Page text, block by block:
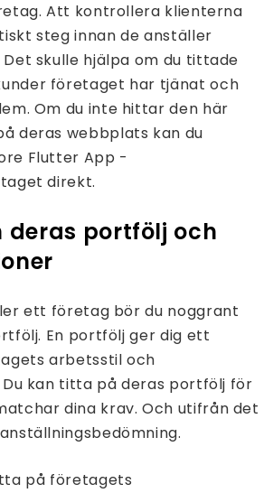
Att kontrollera klienterna
steg innan de anställer
skulle hjälpa om du tittade
företaget har tjänat och
Om du inte hittar den här
deras webbplats kan du
Flutter App -
direkt.
deras portfölj och
ett företag bör du noggrant
En portfölj ger dig ett
arbetsstil och
kan titta på deras portfölj för
dina krav. Och utifrån det
på företagets